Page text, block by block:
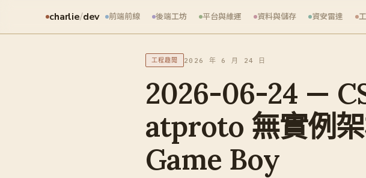
charlie/dev 前端前線 後端工坊 平台與維運 資料與儲存 資安雷達
工程趣聞 2026 年 6 月 24 日
2026-06-24 —
atproto 無實例
Game Boy